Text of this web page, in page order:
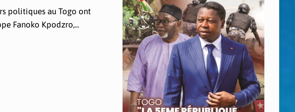
politiques au Togo ont
Fanoko Kpodzro,...